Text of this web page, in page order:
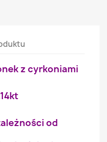
z cyrkoniami
od